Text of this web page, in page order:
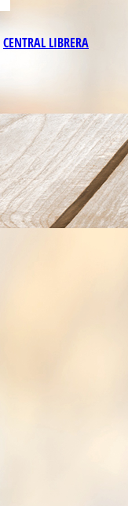
CENTRAL LIBRERA